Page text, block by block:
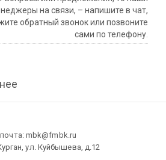
на связи, – напишите в чат,
обратный звонок или позвоните
сами по телефону.
mbk@fmbk.ru
ул. Куйбышева, д.12